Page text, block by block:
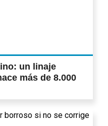
un linaje
más de 8.000